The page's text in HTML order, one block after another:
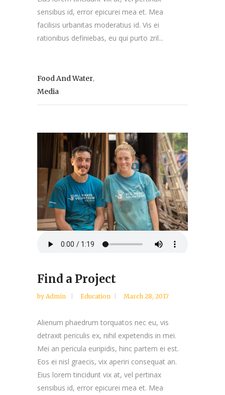
sensibus id, error epicurei mea et. Mea
facilisis urbanitas moderatius id. Vis ei
rationibus definiebas, eu qui purto zril...
Food And Water,
Media
Find a Project
by Admin Education March 28, 2017
Alienum phaedrum torquatos nec eu, vis
detraxit periculis ex, nihil expetendis in mei.
Mei an pericula euripidis, hinc partem ei est.
Eos ei nisl graecis, vix aperiri consequat an.
Eius lorem tincidunt vix at, vel pertinax
sensibus id, error epicurei mea et. Mea